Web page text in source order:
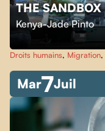
THE SANDBOX
Kenya-Jade Pinto
Droits humains, Migration,
Mar7Juil